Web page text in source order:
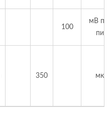
100
мВ
пик
350 мкс